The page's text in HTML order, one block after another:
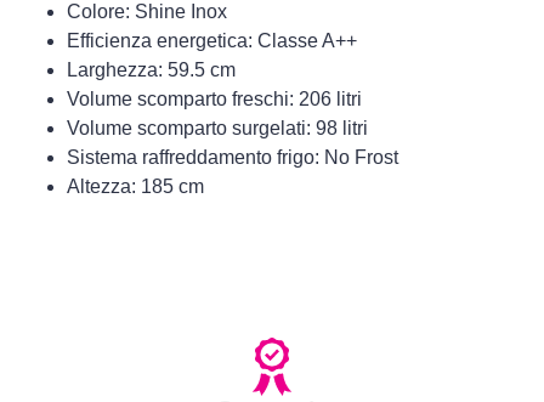
Colore: Shine Inox
Efficienza energetica: Classe A++
Larghezza: 59.5 cm
Volume scomparto freschi: 206 litri
Volume scomparto surgelati: 98 litri
Sistema raffreddamento frigo: No Frost
Altezza: 185 cm